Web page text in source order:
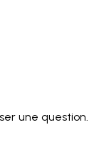
une question.